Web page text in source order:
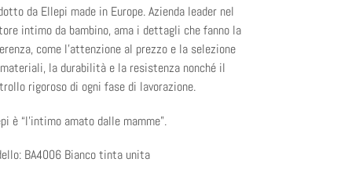
da Ellepi made in Europe. Azienda leader nel
intimo da bambino, ama i dettagli che fanno la
come l'attenzione al prezzo e laselezione
la durabilità e la resistenza nonché il
rigoroso di ogni fase di lavorazione.
è “l’intimo amato dalle mamme”.
BA4006 Bianco tinta unita